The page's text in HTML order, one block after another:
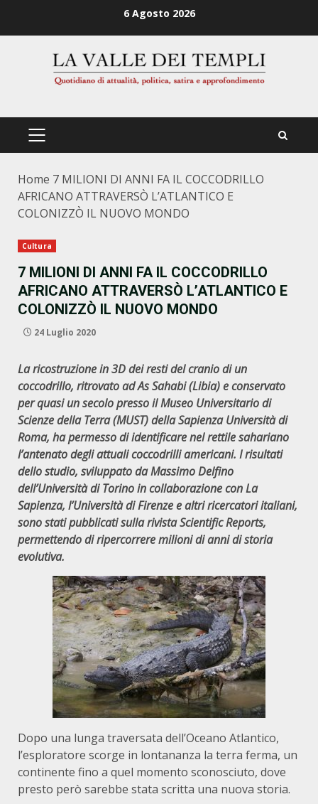
6 Agosto 2026
PRIMÄRES
Home 7 MILIONI DI ANNI FA IL COCCODRILLO
AFRICANO ATTRAVERSÒ L’ATLANTICO E
COLONIZZÒ IL NUOVO MONDO
Cultura
7 MILIONI DI ANNI FA IL COCCODRILLO
AFRICANO ATTRAVERSÒ L’ATLANTICO E
COLONIZZÒ IL NUOVO MONDO
24 Luglio 2020
La ricostruzione in 3D dei resti del cranio di un
coccodrillo, ritrovato ad As Sahabi (Libia) e conservato
per quasi un secolo presso il Museo Universitario di
Scienze della Terra (MUST) della Sapienza Università di
Roma, ha permesso di identificare nel rettile sahariano
l’antenato degli attuali coccodrilli americani. I risultati
dello studio, sviluppato da Massimo Delfino
dell’Università di Torino in collaborazione con La
Sapienza, l’Università di Firenze e altri ricercatori italiani,
sono stati pubblicati sulla rivista Scientific Reports,
permettendo di ripercorrere milioni di anni di storia
evolutiva.
Dopo una lunga traversata dell’Oceano Atlantico,
l’esploratore scorge in lontananza la terra ferma, un
continente fino a quel momento sconosciuto, dove
presto però sarebbe stata scritta una nuova storia.